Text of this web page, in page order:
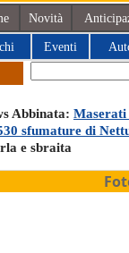
Novità
Eventi
Abbinata: Maserati
sfumature di
e sbraita